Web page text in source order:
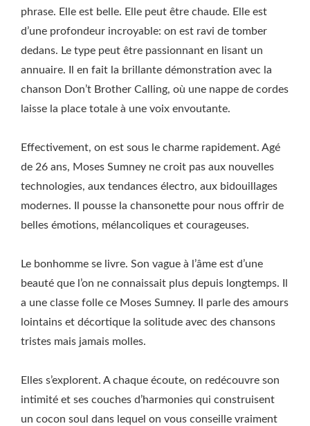
phrase. Elle est belle. Elle peut être chaude. Elle est
d’une profondeur incroyable: on est ravi de tomber
dedans. Le type peut être passionnant en lisant un
annuaire. Il en fait la brillante démonstration avec la
chanson Don’t Brother Calling, où une nappe de cordes
laisse la place totale à une voix envoutante.
Effectivement, on est sous le charme rapidement. Agé
de 26 ans, Moses Sumney ne croit pas aux nouvelles
technologies, aux tendances électro, aux bidouillages
modernes. Il pousse la chansonette pour nous offrir de
belles émotions, mélancoliques et courageuses.
Le bonhomme se livre. Son vague à l’âme est d’une
beauté que l’on ne connaissait plus depuis longtemps. Il
a une classe folle ce Moses Sumney. Il parle des amours
lointains et décortique la solitude avec des chansons
tristes mais jamais molles.
Elles s’explorent. A chaque écoute, on redécouvre son
intimité et ses couches d’harmonies qui construisent
un cocon soul dans lequel on vous conseille vraiment